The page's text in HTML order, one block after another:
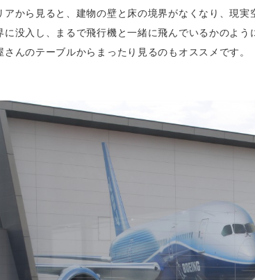
アから見ると、建物の壁と床の境界がなくなり、現実
に没入し、まるで飛行機と一緒に飛んでいるかのよう
さんのテーブルからまったり見るのもオススメです。